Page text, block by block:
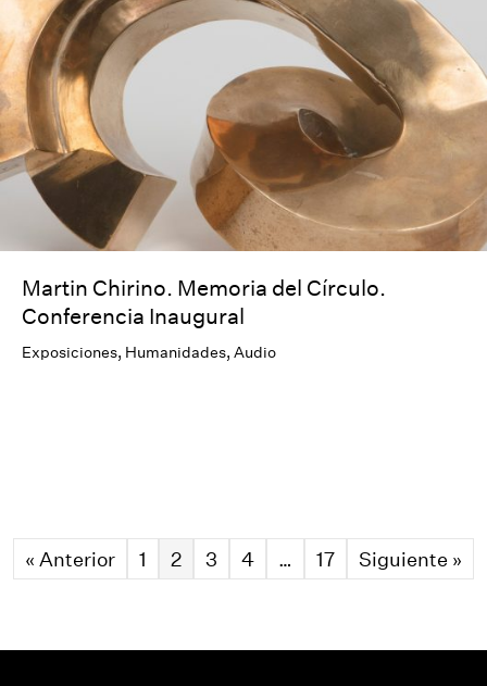
Martin Chirino. Memoria del Círculo.
Conferencia Inaugural
Exposiciones, Humanidades, Audio
« Anterior 1 2 3 4 … 17 Siguiente »